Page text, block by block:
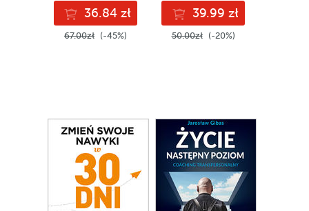
36.84 zł
67.00zł (-45%)
39.99 zł
50.00zł (-20%)